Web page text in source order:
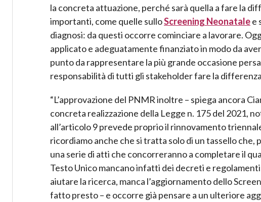
la concreta attuazione, perché sarà quella a fare la
importanti, come quelle sulloScreening Neonatalee
diagnosi: da questi occorre cominciare a lavorare.
applicato e adeguatamente finanziato in modo da
punto da rappresentare la più grande occasione
responsabilità di tutti gli stakeholder fare la
“L’approvazione del PNMR inoltre – spiega ancora
concreta realizzazione della Legge n. 175 del 2021,
all’articolo 9 prevede proprio il rinnovamento
ricordiamo anche che si tratta solo di un tassello
una serie di atti che concorreranno a completare il
Testo Unico mancano infatti dei decreti e
aiutare la ricerca, manca l’aggiornamento dello
fatto presto – e occorre già pensare a un ulteriore